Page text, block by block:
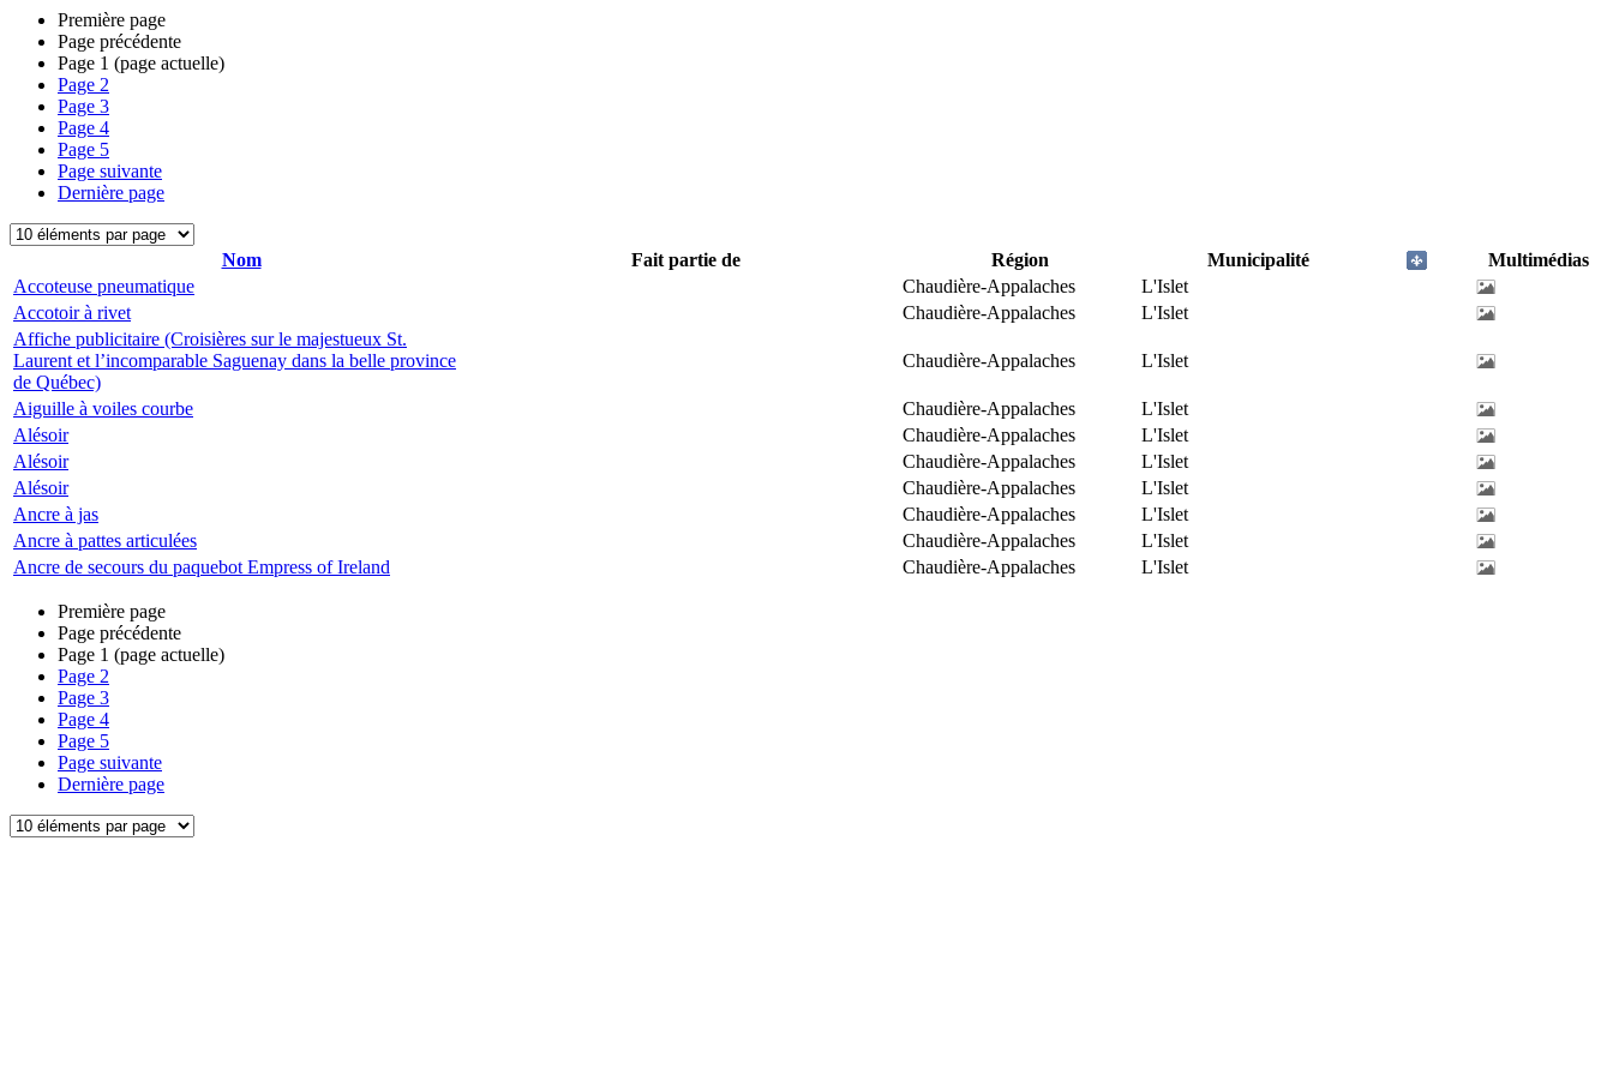
Première page
Page précédente
Page 1 (page actuelle)
Page 2
Page 3
Page 4
Page 5
Page suivante
Dernière page
Nom Fait partie de Région Municipalité
Multimédias
Accoteuse pneumatique
Chaudière-Appalaches
L'Islet
Accotoir à rivet
Chaudière-Appalaches
L'Islet
Affiche publicitaire (Croisières sur le majestueux St.
Laurent et l’incomparable Saguenay dans la belle province
de Québec)
Chaudière-Appalaches L'Islet
Aiguille à voiles courbe Chaudière-Appalaches
L'Islet
Alésoir
Chaudière-Appalaches
L'Islet
Alésoir
Chaudière-Appalaches
L'Islet
Alésoir
Chaudière-Appalaches
L'Islet
Ancre à jas
Chaudière-Appalaches
L'Islet
Ancre à pattes articulées
Chaudière-Appalaches
L'Islet
Ancre de secours du paquebot Empress of Ireland
Chaudière-Appalaches L'Islet
Première page
Page précédente
Page 1 (page actuelle)
Page 2
Page 3
Page 4
Page 5
Page suivante
Dernière page